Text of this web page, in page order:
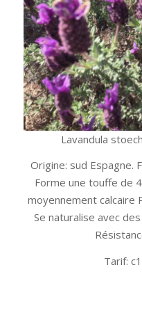
Lavandula
Origine: sud Espagne.
Forme une touffe de
moyennement calcaire
Se naturalise avec
Tarif: